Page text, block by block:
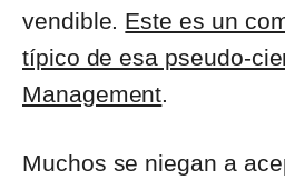
vendible. Este es un
típico de esa pseudo-
Management.
Muchos se niegan a